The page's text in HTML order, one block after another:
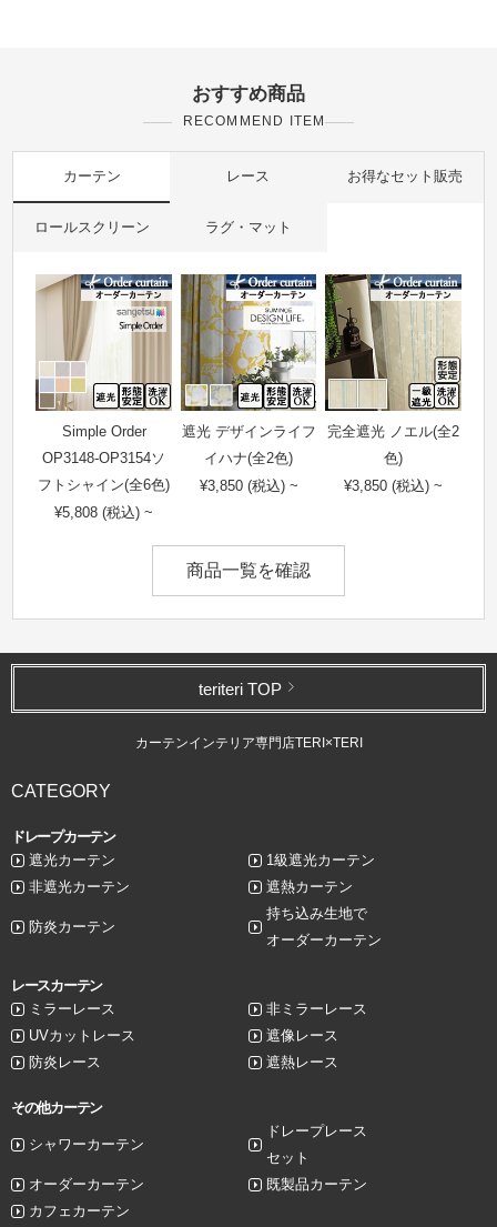
おすすめ商品
RECOMMEND ITEM
カーテン レース お得なセット販売
ロールスクリーン ラグ・マット
Simple Order
OP3148-OP3154ソ
フトシャイン(全6色)
¥5,808 (税込) ~
遮光 デザインライフ
イハナ(全2色)
¥3,850 (税込) ~
完全遮光 ノエル(全2
色)
¥3,850 (税込) ~
商品一覧を確認
teriteri TOP
カーテンインテリア専門店TERI×TERI
CATEGORY
ドレープカーテン
遮光カーテン
1級遮光カーテン
非遮光カーテン
遮熱カーテン
防炎カーテン
持ち込み生地で
オーダーカーテン
レースカーテン
ミラーレース
非ミラーレース
UVカットレース
遮像レース
防炎レース
遮熱レース
その他カーテン
シャワーカーテン
ドレープレース
セット
オーダーカーテン
既製品カーテン
カフェカーテン